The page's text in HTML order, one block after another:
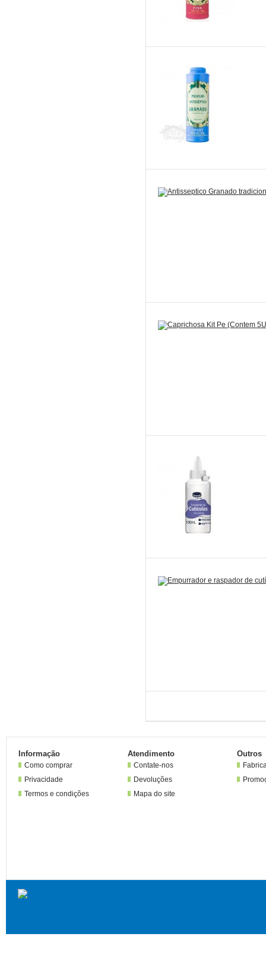
Informação
Como comprar
Privacidade
Termos e condições
Atendimento
Contate-nos
Devoluções
Mapa do site
Outros